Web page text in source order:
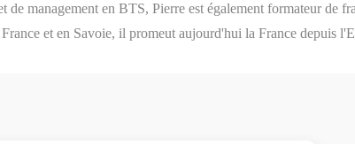
management en BTS, Pierre est également formateur de
et en Savoie, il promeut aujourd'hui la France depuis